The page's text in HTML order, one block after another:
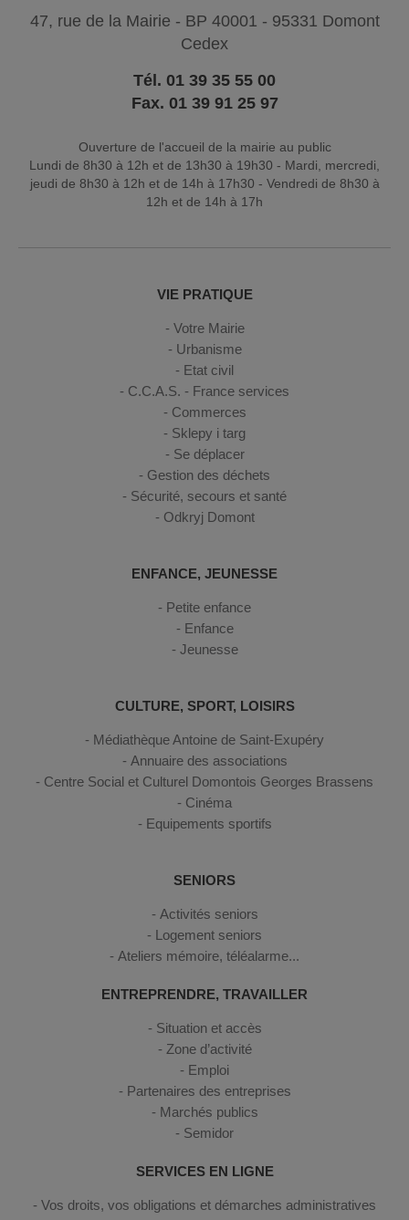
47, rue de la Mairie - BP 40001 - 95331 Domont
Cedex
Tél. 01 39 35 55 00
Fax. 01 39 91 25 97
Ouverture de l'accueil de la mairie au public
Lundi de 8h30 à 12h et de 13h30 à 19h30 - Mardi, mercredi,
jeudi de 8h30 à 12h et de 14h à 17h30 - Vendredi de 8h30 à
12h et de 14h à 17h
VIE PRATIQUE
Votre Mairie
Urbanisme
Etat civil
C.C.A.S. - France services
Commerces
Sklepy i targ
Se déplacer
Gestion des déchets
Sécurité, secours et santé
Odkryj Domont
ENFANCE, JEUNESSE
Petite enfance
Enfance
Jeunesse
CULTURE, SPORT, LOISIRS
Médiathèque Antoine de Saint-Exupéry
Annuaire des associations
Centre Social et Culturel Domontois Georges Brassens
Cinéma
Equipements sportifs
SENIORS
Activités seniors
Logement seniors
Ateliers mémoire, téléalarme...
ENTREPRENDRE, TRAVAILLER
Situation et accès
Zone d’activité
Emploi
Partenaires des entreprises
Marchés publics
Semidor
SERVICES EN LIGNE
Vos droits, vos obligations et démarches administratives